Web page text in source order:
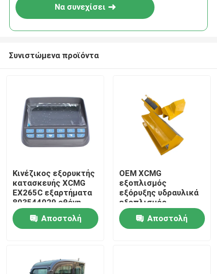
Αρχική Σελίδα
Σχετικά με εμάς
Να συνεχίσει
Συνιστώμενα προϊόντα
Κινέζικος εξορυκτής
κατασκευής XCMG
EX265C εξαρτήματα
803544029 οθόνη
οθόνης για
αντικατάσταση
Αποστολή
OEM XCMG
εξοπλισμός
εξόρυξης υδραυλικά
εξοπλισμός
γεωτρήσεων
πετρώματος
εξαρτήματα
Αποστολή